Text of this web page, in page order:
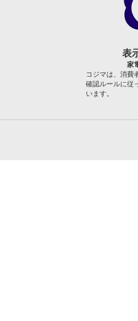
表
家
コジマは、消費
確認ルールに従
います。